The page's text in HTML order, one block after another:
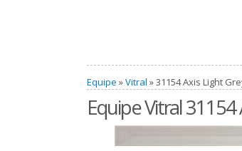
Equipe »Vitral » 31154 Axis Light
Equipe Vitral